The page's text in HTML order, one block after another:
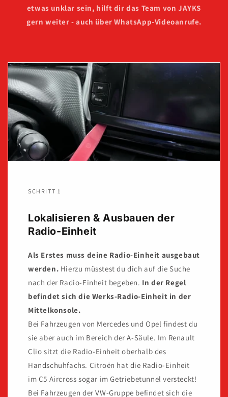
etwas unklar sein, hilft dir das Team von JAYKS
gern weiter - auch über WhatsApp-Videoanrufe.
SCHRITT 1
Lokalisieren & Ausbauen der
Radio-Einheit
Als Erstes muss deine Radio-Einheit ausgebaut
werden. Hierzu müsstest du dich auf die Suche
nach der Radio-Einheit begeben. In der Regel
befindet sich die Werks-Radio-Einheit in der
Mittelkonsole.
Bei Fahrzeugen von Mercedes und Opel findest du
sie aber auch im Bereich der A-Säule. Im Renault
Clio sitzt die Radio-Einheit oberhalb des
Handschuhfachs. Citroën hat die Radio-Einheit
im C5 Aircross sogar im Getriebetunnel versteckt!
Bei Fahrzeugen der VW-Gruppe befindet sich die